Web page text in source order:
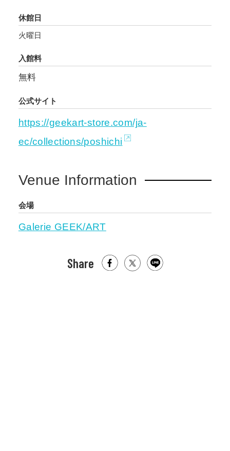
休館日
火曜日
入館料
無料
公式サイト
https://geekart-store.com/ja-
ec/collections/poshichi
Venue Information
会場
Galerie GEEK/ART
Share